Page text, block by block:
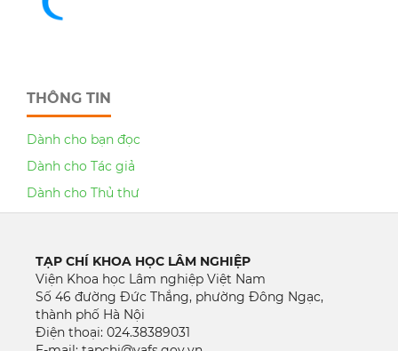
THÔNG TIN
Dành cho bạn đọc
Dành cho Tác giả
Dành cho Thủ thư
TẠP CHÍ KHOA HỌC LÂM NGHIỆP
Viện Khoa học Lâm nghiệp Việt Nam
Số 46 đường Đức Thắng, phường Đông Ngạc,
thành phố Hà Nội
Điện thoại: 024.38389031